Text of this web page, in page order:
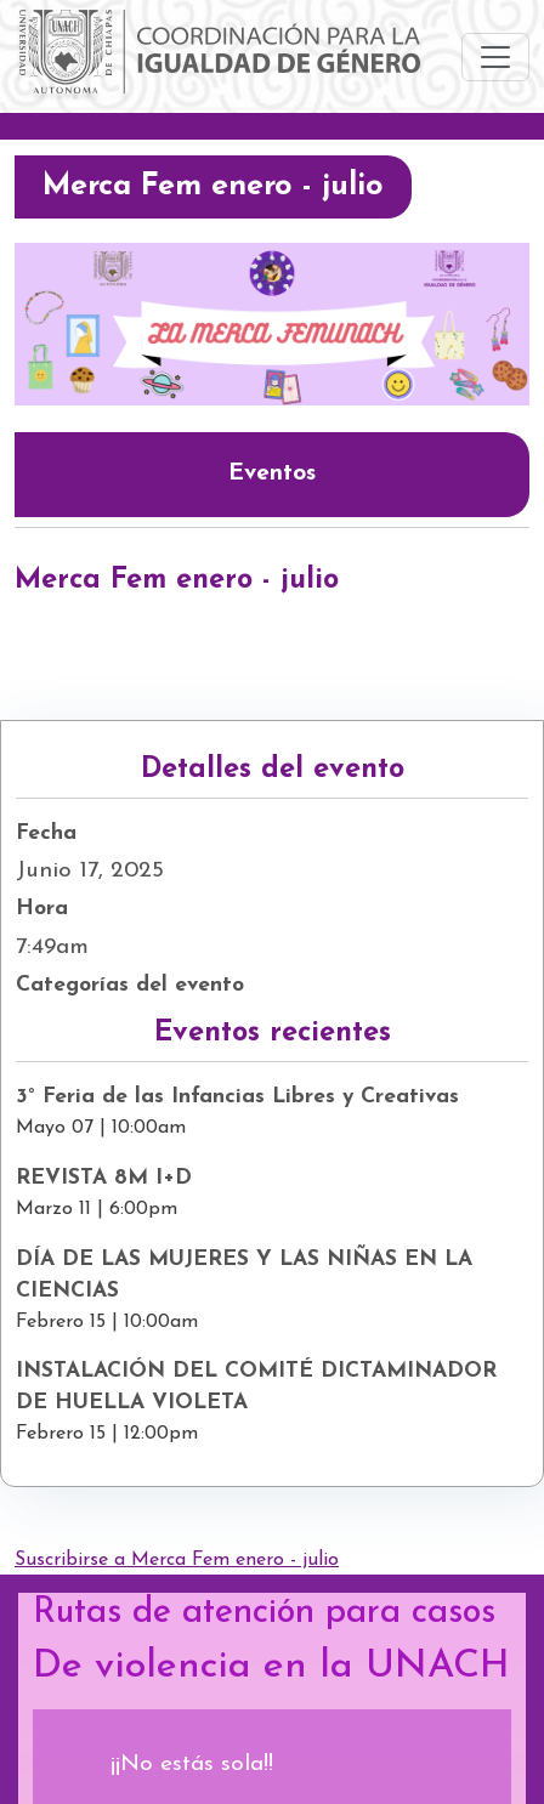
Pasar al contenido principal
Merca Fem enero - julio
Eventos
Merca Fem enero - julio
Detalles del evento
Fecha
Junio 17, 2025
Hora
7:49am
Categorías del evento
Eventos recientes
3° Feria de las Infancias Libres y Creativas
Mayo 07 | 10:00am
REVISTA 8M I+D
Marzo 11 | 6:00pm
DÍA DE LAS MUJERES Y LAS NIÑAS EN LA
CIENCIAS
Febrero 15 | 10:00am
INSTALACIÓN DEL COMITÉ DICTAMINADOR
DE HUELLA VIOLETA
Febrero 15 | 12:00pm
Suscribirse a Merca Fem enero - julio
Rutas de atención para casos
De violencia en la UNACH
¡¡No estás sola!!